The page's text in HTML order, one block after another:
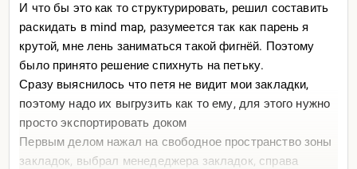
И что бы это как то структурировать, решил составить
раскидать в mind map, разумеется так как парень я
крутой, мне лень заниматься такой фигнёй. Поэтому
было принято решение спихнуть на петьку.
Сразу выяснилось что петя не видит мои закладки,
поэтому надо их выгрузить как то ему, для этого нужно
просто экспортировать доком
Первым делом нажал на свободное пространство зоны
закладок, выбрал менедеджера закладок, справа